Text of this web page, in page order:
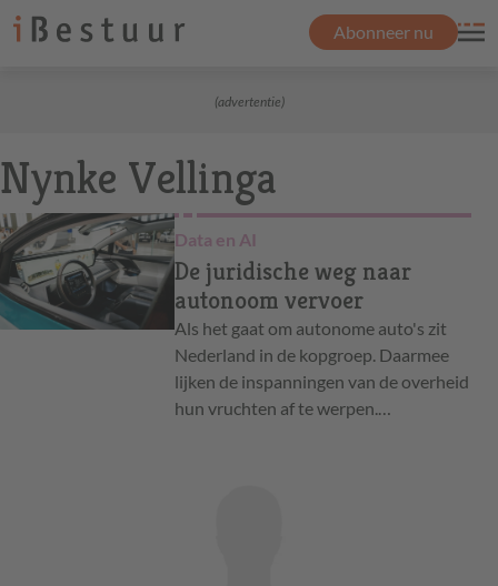
Abonneer nu
(advertentie)
Nynke Vellinga
Data en AI
De juridische weg naar
autonoom vervoer
Als het gaat om autonome auto's zit
Nederland in de kopgroep. Daarmee
lijken de inspanningen van de overheid
hun vruchten af te werpen.…